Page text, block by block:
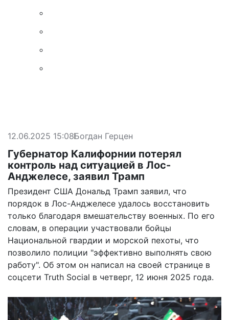
12.06.2025 15:08Богдан Герцен
Губернатор Калифорнии потерял
контроль над ситуацией в Лос-
Анджелесе, заявил Трамп
Президент США Дональд Трамп заявил, что
порядок в Лос-Анджелесе удалось восстановить
только благодаря вмешательству военных. По его
словам, в операции участвовали бойцы
Национальной гвардии и морской пехоты, что
позволило полиции "эффективно выполнять свою
работу". Об этом он написал на своей странице в
соцсети Truth Social в четверг, 12 июня 2025 года.